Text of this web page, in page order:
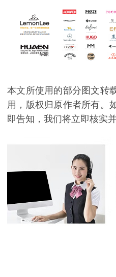
本文所使用的部分图文转
用，版权归原作者所有。
即告知，我们将立即核实并